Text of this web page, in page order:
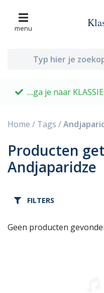
menu
....ga je naar
Home / Tags /
Producten
Andjaparidze
FILTERS
Geen producten